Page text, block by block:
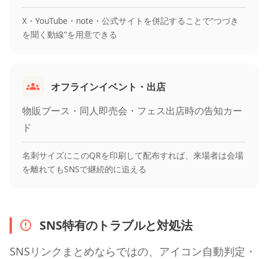
X・YouTube・note・公式サイトを併記することで“つづき
を聞く動線”を用意できる
オフラインイベント・出店
物販ブース・同人即売会・フェス出店時の告知カー
ド
名刺サイズにこのQRを印刷して配布すれば、来場者は会場
を離れてもSNSで継続的に追える
SNS特有のトラブルと対処法
SNSリンクまとめならではの、アイコン自動判定・